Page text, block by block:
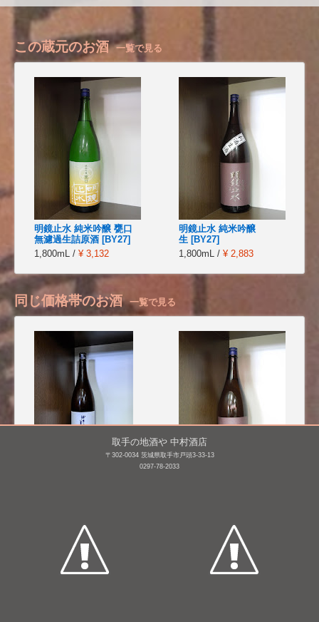
この蔵元のお酒 一覧で見る
明鏡止水 純米吟醸 甕口
無濾過生詰原酒 [BY27]
1,800mL / ¥ 3,132
明鏡止水 純米吟醸
生 [BY27]
1,800mL / ¥ 2,883
同じ価格帯のお酒 一覧で見る
取手の地酒や 中村酒店
〒302-0034 茨城県取手市戸頭3-33-13
0297-78-2033